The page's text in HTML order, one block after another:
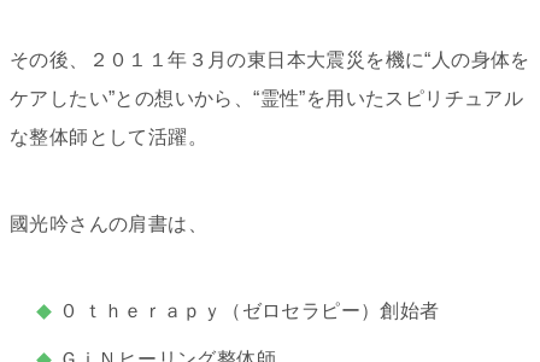
その後、２０１１年３月の東日本大震災を機に“人の身体を
ケアしたい”との想いから、“霊性”を用いたスピリチュアル
な整体師として活躍。
國光吟さんの肩書は、
０ ｔｈｅｒａｐｙ（ゼロセラピー）創始者